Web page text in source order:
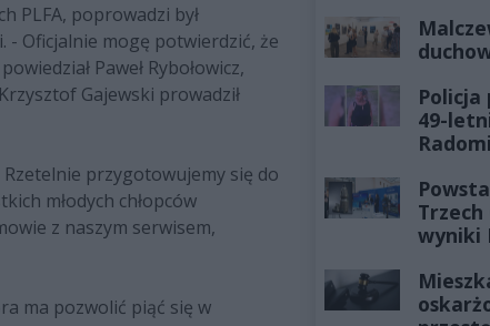
PLFA, poprowadzi był
- Oficjalnie mogę potwierdzić, że
Paweł Rybołowicz,
Gajewski prowadził
Rzetelnie przygotowujemy się do
młodych chłopców
z naszym serwisem,
ma pozwolić piąć się w
żyłach
Policja
49-
wyniki